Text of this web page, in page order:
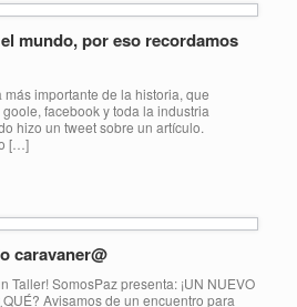
mundo, por eso recordamos
importante de la historia, que
facebook y toda la industria
hizo un tweet sobre un artículo.
[…]
caravaner@
Taller! SomosPaz presenta: ¡UN NUEVO
Avisamos de un encuentro para